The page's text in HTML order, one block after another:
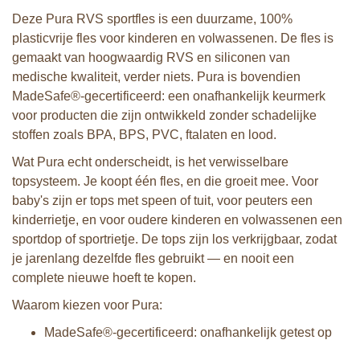
Deze Pura RVS sportfles is een duurzame, 100%
plasticvrije fles voor kinderen en volwassenen. De fles is
gemaakt van hoogwaardig RVS en siliconen van
medische kwaliteit, verder niets. Pura is bovendien
MadeSafe®-gecertificeerd: een onafhankelijk keurmerk
voor producten die zijn ontwikkeld zonder schadelijke
stoffen zoals BPA, BPS, PVC, ftalaten en lood.
Wat Pura echt onderscheidt, is het verwisselbare
topsysteem. Je koopt één fles, en die groeit mee. Voor
baby's zijn er tops met speen of tuit, voor peuters een
kinderrietje, en voor oudere kinderen en volwassenen een
sportdop of sportrietje. De tops zijn los verkrijgbaar, zodat
je jarenlang dezelfde fles gebruikt — en nooit een
complete nieuwe hoeft te kopen.
Waarom kiezen voor Pura:
MadeSafe®-gecertificeerd: onafhankelijk getest op